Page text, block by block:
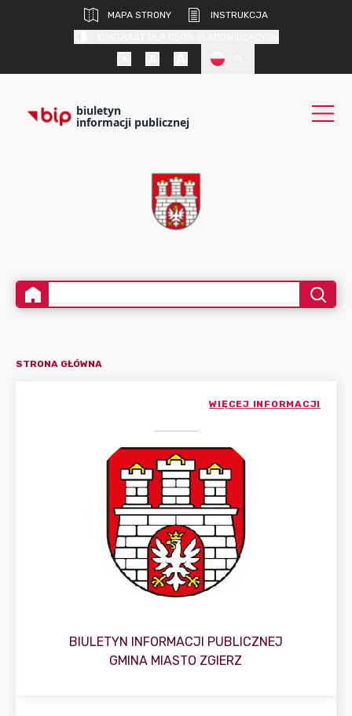
MAPA STRONY
INSTRUKCJA
biuletyn
informacji publicznej
STRONA GŁÓWNA
BIULETYN INFORMACJI PUBLICZNEJ
WIĘCEJ INFORMACJI
GMINA MIASTO ZGIERZ